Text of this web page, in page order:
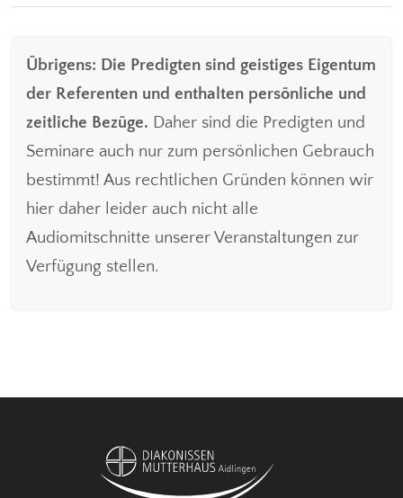
Übrigens: Die Predigten sind geistiges Eigentum
der Referenten und enthalten persönliche und
zeitliche Bezüge. Daher sind die Predigten und
Seminare auch nur zum persönlichen Gebrauch
bestimmt! Aus rechtlichen Gründen können wir
hier daher leider auch nicht alle
Audiomitschnitte unserer Veranstaltungen zur
Verfügung stellen.